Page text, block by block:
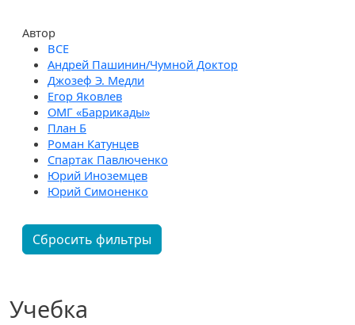
Учебка
Автор
Андрей Пашинин/Чумной Доктор
Джозеф Э. Медли
Егор Яковлев
ОМГ «Баррикады»
План Б
Роман Катунцев
Спартак Павлюченко
Юрий Иноземцев
Юрий Симоненко
Сбросить фильтры